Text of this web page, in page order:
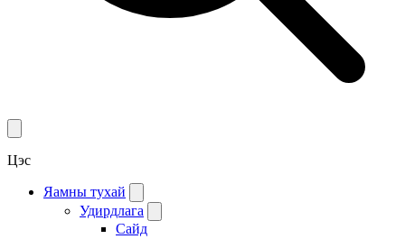
Цэс
Яамны тухай
Удирдлага
Сайд